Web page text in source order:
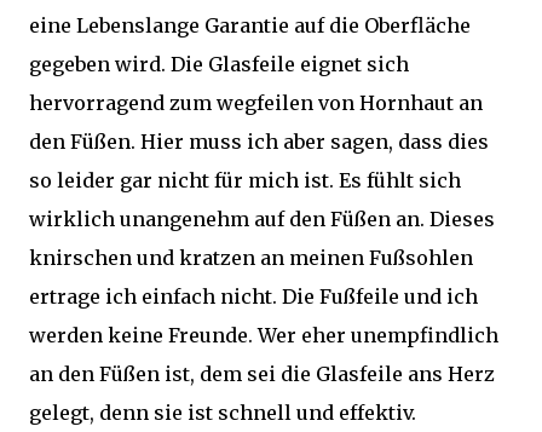
eine Lebenslange Garantie auf die Oberfläche
gegeben wird. Die Glasfeile eignet sich
hervorragend zum wegfeilen von Hornhaut an
den Füßen. Hier muss ich aber sagen, dass dies
so leider gar nicht für mich ist. Es fühlt sich
wirklich unangenehm auf den Füßen an. Dieses
knirschen und kratzen an meinen Fußsohlen
ertrage ich einfach nicht. Die Fußfeile und ich
werden keine Freunde. Wer eher unempfindlich
an den Füßen ist, dem sei die Glasfeile ans Herz
gelegt, denn sie ist schnell und effektiv.